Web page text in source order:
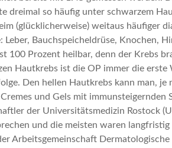
dreimal so häufig unter schwarzem
(glücklicherweise) weitaus häufiger
Bauchspeicheldrüse, Knochen,
100 Prozent heilbar, denn der Krebs
Hautkrebs ist die OP immer die
Den hellen Hautkrebs kann man,
und Gels mit
der Universitätsmedizin Rostock
und die meisten waren
Arbeitsgemeinschaft Dermatologische